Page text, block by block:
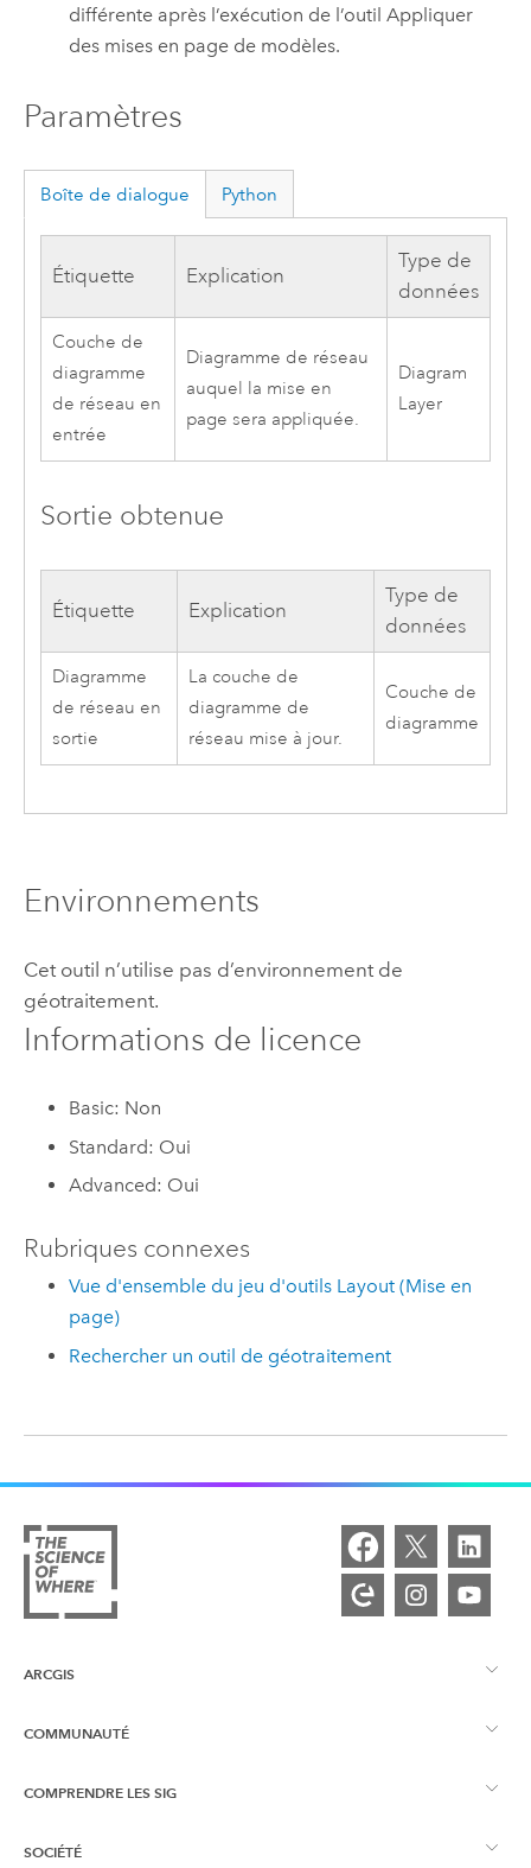
différente après l’exécution de l’outilAppliquer
des mises en page de modèles.
Paramètres
Boîte de dialogue Python
Étiquette Explication
Type de
données
Couche de
diagramme
de réseau en
entrée
Diagramme de réseau
auquel la mise en
page sera appliquée.
Diagram
Layer
Sortie obtenue
Étiquette Explication
Type de
données
Diagramme
de réseau en
sortie
La couche de
diagramme de
réseau mise à jour.
Couche de
diagramme
Environnements
Cet outil n’utilise pas d’environnement de
géotraitement.
Informations de licence
Basic: Non
Standard: Oui
Advanced: Oui
Rubriques connexes
Vue d'ensemble du jeu d'outils Layout (Mise en
page)
Rechercher un outil de géotraitement
ARCGIS
Vue d’ensemble d’ArcGIS
COMMUNAUTÉ
Esri Community
COMPRENDRE LES SIG
Qu’est-ce qu’un SIG ?
SOCIÉTÉ